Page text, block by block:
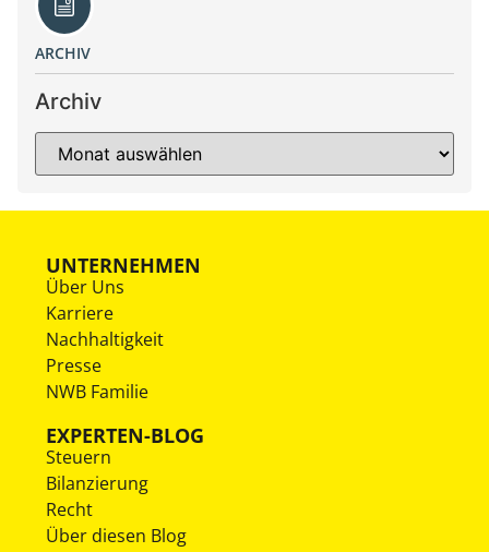
ARCHIV
Archiv
UNTERNEHMEN
Über Uns
Karriere
Nachhaltigkeit
Presse
NWB Familie
EXPERTEN-BLOG
Steuern
Bilanzierung
Recht
Über diesen Blog